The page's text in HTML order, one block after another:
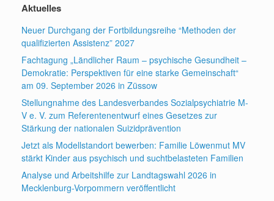
Aktuelles
Neuer Durchgang der Fortbildungsreihe “Methoden der
qualifizierten Assistenz” 2027
Fachtagung „Ländlicher Raum – psychische Gesundheit –
Demokratie: Perspektiven für eine starke Gemeinschaft“
am 09. September 2026 in Züssow
Stellungnahme des Landesverbandes Sozialpsychiatrie M-
V e. V. zum Referentenentwurf eines Gesetzes zur
Stärkung der nationalen Suizidprävention
Jetzt als Modellstandort bewerben: Familie Löwenmut MV
stärkt Kinder aus psychisch und suchtbelasteten Familien
Analyse und Arbeitshilfe zur Landtagswahl 2026 in
Mecklenburg-Vorpommern veröffentlicht